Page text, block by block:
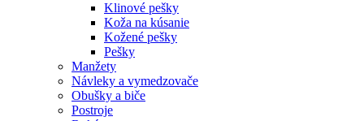
Klinové pešky
Koža na kúsanie
Kožené pešky
Pešky
Manžety
Návleky a vymedzovače
Obušky a biče
Postroje